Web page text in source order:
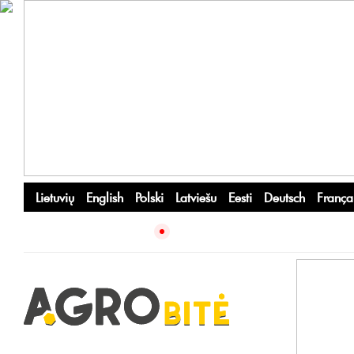
Lietuvių English Polski Latviešu Eesti Deutsch